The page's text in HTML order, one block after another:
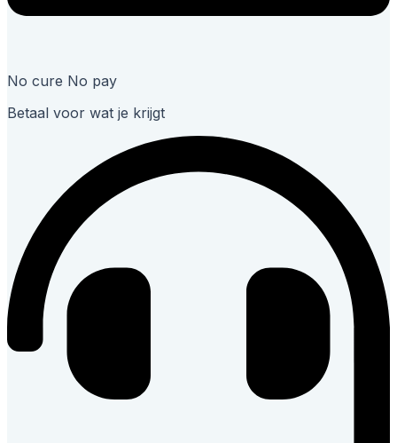
No cure No pay
Betaal voor wat je krijgt